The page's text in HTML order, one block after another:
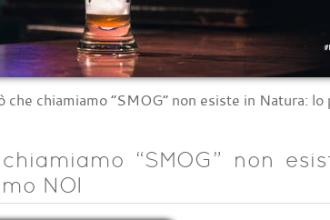
che chiamiamo “SMOG” non esiste in Natura:
“SMOG” non
NOI